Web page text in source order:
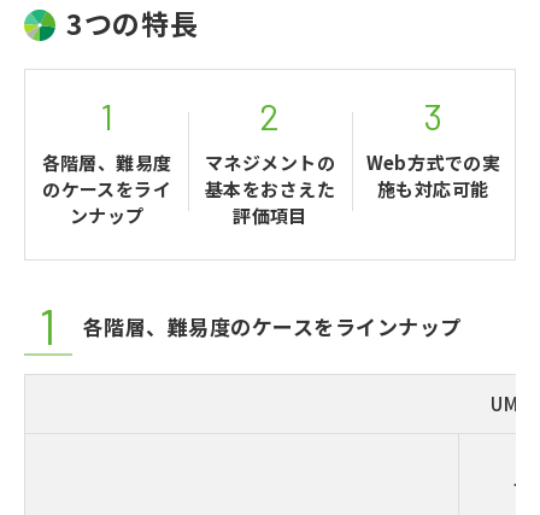
3つの特長
1
各階層、難易度
のケースをライ
ンナップ
2
マネジメントの
基本をおさえた
評価項目
3
Web方式での実
施も対応可能
各階層、難易度のケースをラインナップ
UM